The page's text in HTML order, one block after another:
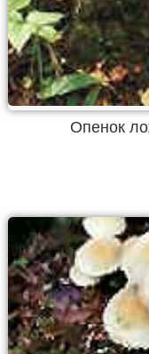
Опенок